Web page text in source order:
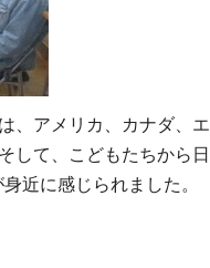
、アメリカ、カナダ、エ
して、こどもたちから日
近に感じられました。